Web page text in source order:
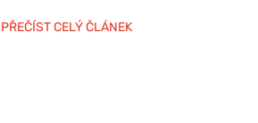
PŘEČÍST CELÝ ČLÁNEK